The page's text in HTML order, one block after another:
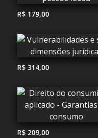
R$ 179,00
R$ 314,00
R$ 209,00